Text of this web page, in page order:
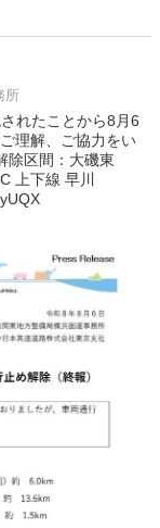
所
れたことから8月6
理解、ご協力をい
除区間：大磯東
上下線 早川